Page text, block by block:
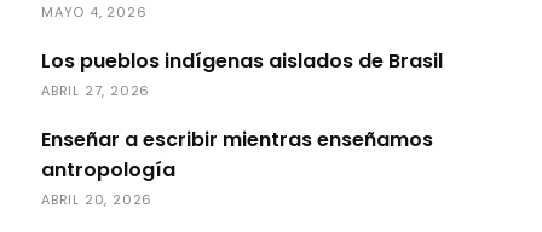
MAYO 4, 2026
Los pueblos indígenas aislados de Brasil
ABRIL 27, 2026
Enseñar a escribir mientras enseñamos
antropología
ABRIL 20, 2026